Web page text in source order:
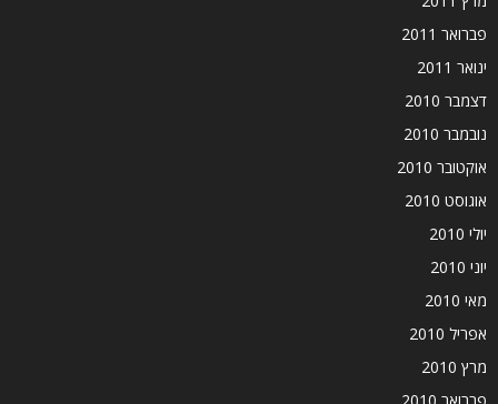
פברואר 2011
ינואר 2011
דצמבר 2010
נובמבר 2010
אוקטובר 2010
אוגוסט 2010
יולי 2010
יוני 2010
מאי 2010
אפריל 2010
מרץ 2010